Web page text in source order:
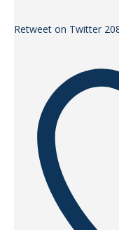
Retweet on Twitter